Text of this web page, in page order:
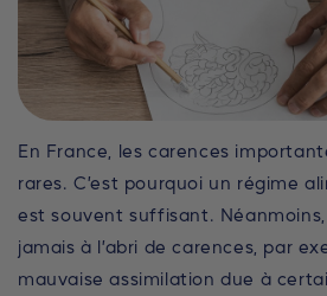
En France, les carences
rares. C’est pourquoi un régime
est souvent suffisant.
jamais à l’abri de carences, par
mauvaise assimilation due à